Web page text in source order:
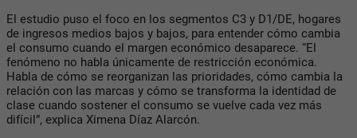
El estudio puso el foco en los segmentos C3 y D1/DE, hogares
de ingresos medios bajos y bajos, para entender cómo cambia
el consumo cuando el margen económico desaparece. “El
fenómeno no habla únicamente de restricción económica.
Habla de cómo se reorganizan las prioridades, cómo cambia la
relación con las marcas y cómo se transforma la identidad de
clase cuando sostener el consumo se vuelve cada vez más
difícil”, explica Ximena Díaz Alarcón.